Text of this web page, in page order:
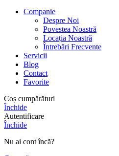
Companie
Despre Noi
Povestea Noastră
Locația Noastră
Întrebări Frecvente
Servicii
Blog
Contact
Favorite
Coș cumpărături
Închide
Autentificare
Închide
Nu ai cont încă?